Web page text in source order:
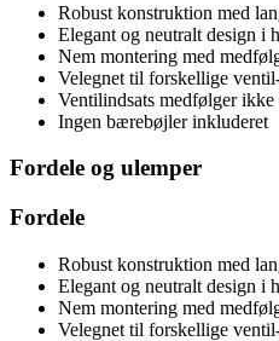
Robust konstruktion med
Elegant og neutralt design i
Nem montering med
Velegnet til forskellige
Ventilindsats medfølger ikke
Ingen bærebøjler inkluderet
Fordele og ulemper
Fordele
Robust konstruktion med
Elegant og neutralt design i
Nem montering med
Velegnet til forskellige